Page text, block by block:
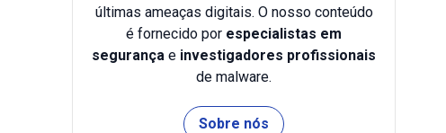
últimas ameaças digitais. O nosso conteúdo
é fornecido por especialistas em
segurança e investigadores profissionais
de malware.
Sobre nós